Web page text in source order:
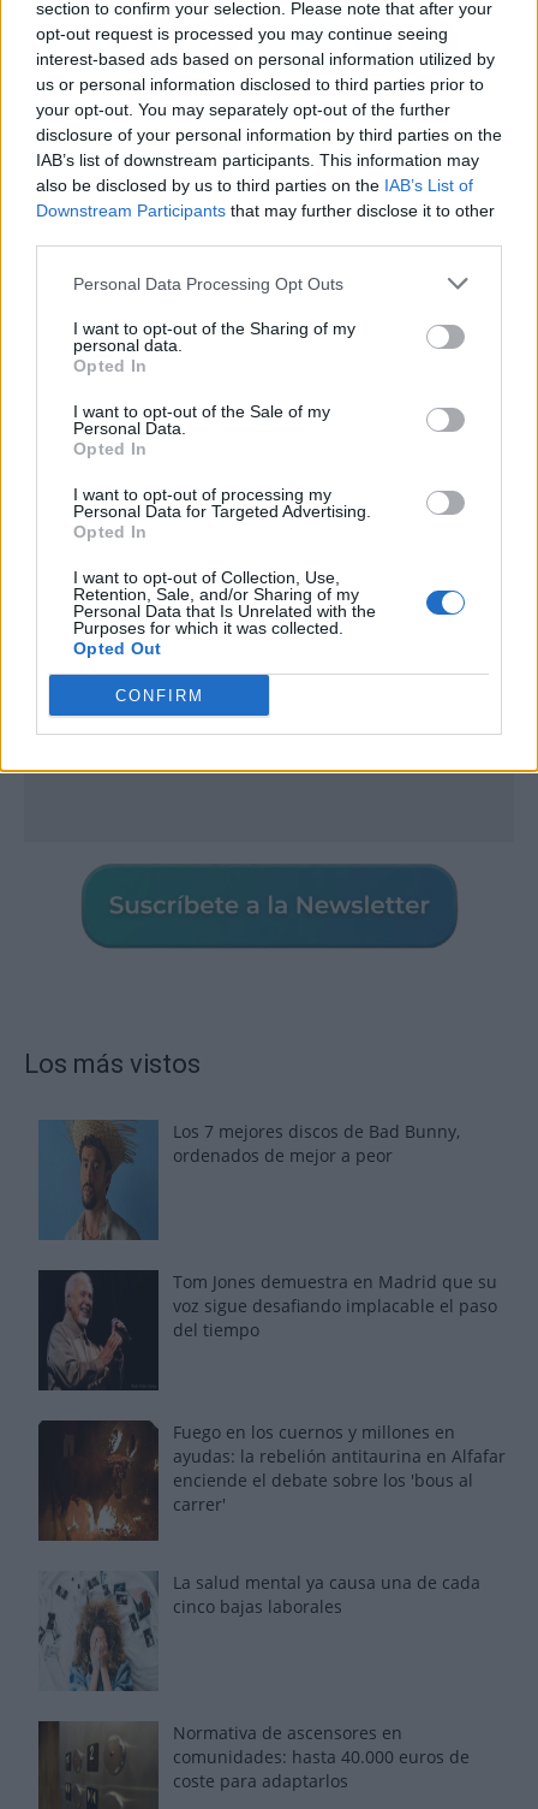
section to confirm your selection. Please note that after your
opt-out request is processed you may continue seeing
interest-based ads based on personal information utilized by
us or personal information disclosed to third parties prior to
your opt-out. You may separately opt-out of the further
disclosure of your personal information by third parties on the
IAB’s list of downstream participants. This information may
also be disclosed by us to third parties on the IAB’s List of
Downstream Participants that may further disclose it to other
Personal Data Processing Opt Outs
I want to opt-out of the Sharing of my
personal data.
Opted In
I want to opt-out of the Sale of my
Personal Data.
Opted In
I want to opt-out of processing my
Personal Data for Targeted Advertising.
Opted In
I want to opt-out of Collection, Use,
Retention, Sale, and/or Sharing of my
Personal Data that Is Unrelated with the
Purposes for which it was collected.
Opted Out
CONFIRM
Los más vistos
Los 7 mejores discos de Bad Bunny,
ordenados de mejor a peor
Tom Jones demuestra en Madrid que su
voz sigue desafiando implacable el paso
del tiempo
Fuego en los cuernos y millones en
ayudas: la rebelión antitaurina en Alfafar
enciende el debate sobre los 'bous al
carrer'
La salud mental ya causa una de cada
cinco bajas laborales
Normativa de ascensores en
comunidades: hasta 40.000 euros de
coste para adaptarlos